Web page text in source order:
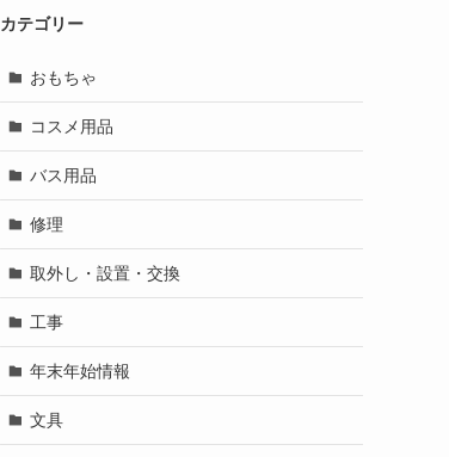
カテゴリー
おもちゃ
コスメ用品
バス用品
修理
取外し・設置・交換
工事
年末年始情報
文具